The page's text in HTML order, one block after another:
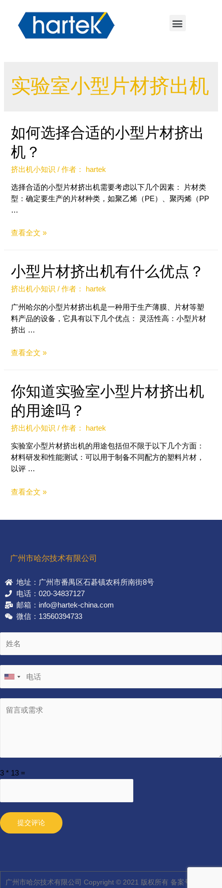
实验室小型片材挤出机
如何选择合适的小型片材挤出
机？
挤出机小知识 / 作者： hartek
选择合适的小型片材挤出机需要考虑以下几个因素： 片材类
型：确定要生产的片材种类，如聚乙烯（PE）、聚丙烯（PP
…
查看全文 »
小型片材挤出机有什么优点？
挤出机小知识 / 作者： hartek
广州哈尔的小型片材挤出机是一种用于生产薄膜、片材等塑
料产品的设备，它具有以下几个优点： 灵活性高：小型片材
挤出 …
查看全文 »
你知道实验室小型片材挤出机
的用途吗？
挤出机小知识 / 作者： hartek
实验室小型片材挤出机的用途包括但不限于以下几个方面：
材料研发和性能测试：可以用于制备不同配方的塑料片材，
以评 …
查看全文 »
广州市哈尔技术有限公司
地址：广州市番禺区石碁镇农科所南街8号
电话：020-34837127
邮箱：info@hartek-china.com
微信：13560394733
3 * 13 =
提交评论
广州市哈尔技术有限公司 Copyright © 2021 版权所有 备案号：